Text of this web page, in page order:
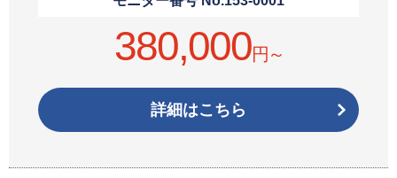
380,000円～
詳細はこちら